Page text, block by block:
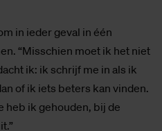
in ieder geval in één
“Misschien moet ik het niet
ik: ik schrijf me in als ik
of ik iets beters kan vinden.
heb ik gehouden, bij de